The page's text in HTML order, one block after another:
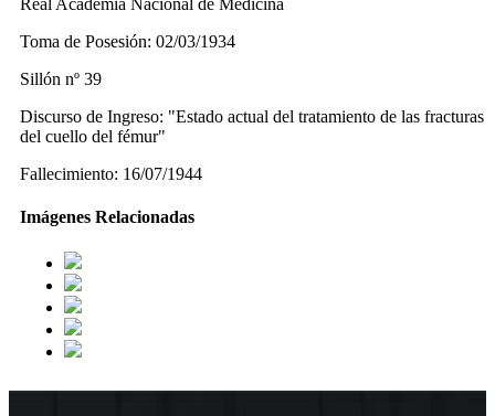
Real Academia Nacional de Medicina
Toma de Posesión: 02/03/1934
Sillón nº 39
Discurso de Ingreso: "Estado actual del tratamiento de las fracturas
del cuello del fémur"
Fallecimiento: 16/07/1944
Imágenes Relacionadas